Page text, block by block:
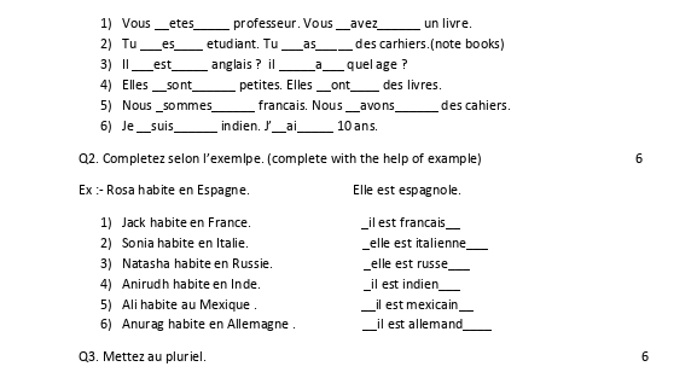
1) Vous __etes_____ professeur. Vous __avez______ un livre.
2)
Tu ___es____ etudiant. Tu ___as___
__ des carhiers.(note books)
3)
Il ___est_____ anglais ?  il ____
_a___ quel age ?
4)
Elles __sont______ petites. Elles __ont____ des livres.
5)
Nous _sommes______ francais. Nous __avons______ des cahiers.
6)
Je __suis______ indien. J’__ai_____ 10 ans.
Q2. Completez selon l’exemlpe. (complete with the help of example) 6
Ex :- Rosa habite en Espagne.
                           Elle est espagnole.
1) Jack habite en France.                                 _ il est francais__
2)
Sonia habite en Italie.
                       _elle est italienne___
3)
Natasha habite en Russie.
                        _elle est russe___
4)
Anirudh habite en Inde.
                _il est indien___
5)
Ali habite au Mexique .
__il est mexicain__
6)
Anurag habite en Allemagne .                    __i l est allemand____
Q3. Mettez au pluriel.
                                                                                         6